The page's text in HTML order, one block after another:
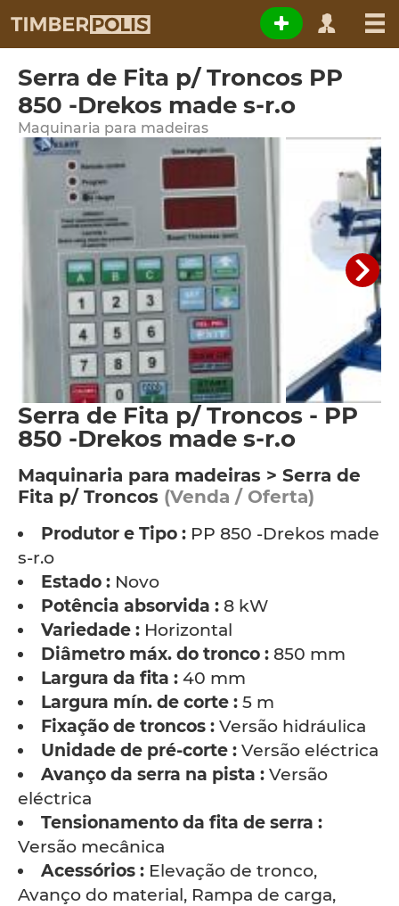
Serra de Fita p/ Troncos PP
850 -Drekos made s-r.o
Maquinaria para madeiras
Serra de Fita p/ Troncos - PP
850 -Drekos made s-r.o
Maquinaria para madeiras > Serra de
Fita p/ Troncos (Venda / Oferta)
Produtor e Tipo : PP 850 -Drekos made
s-r.o
Estado : Novo
Potência absorvida : 8 kW
Variedade : Horizontal
Diâmetro máx. do tronco : 850 mm
Largura da fita : 40 mm
Largura mín. de corte : 5 m
Fixação de troncos : Versão hidráulica
Unidade de pré-corte : Versão eléctrica
Avanço da serra na pista : Versão
eléctrica
Tensionamento da fita de serra :
Versão mecânica
Acessórios : Elevação de tronco,
Avanço do material, Rampa de carga,